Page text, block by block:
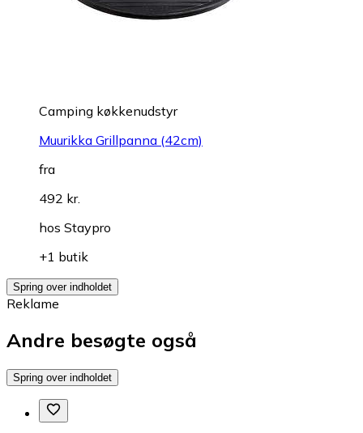
Camping køkkenudstyr
Muurikka Grillpanna (42cm)
fra
492 kr.
hos Staypro
+1 butik
Spring over indholdet
Reklame
Andre besøgte også
Spring over indholdet